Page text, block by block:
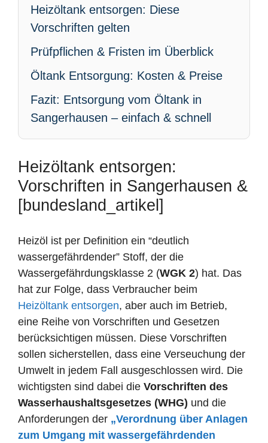
Heizöltank entsorgen: Diese
Vorschriften gelten
Prüfpflichen & Fristen im Überblick
Öltank Entsorgung: Kosten & Preise
Fazit: Entsorgung vom Öltank in
Sangerhausen – einfach & schnell
Heizöltank entsorgen:
Vorschriften in Sangerhausen &
[bundesland_artikel]
Heizöl ist per Definition ein “deutlich
wassergefährdender” Stoff, der die
Wassergefährdungsklasse 2 (WGK 2) hat. Das
hat zur Folge, dass Verbraucher beim
Heizöltank entsorgen, aber auch im Betrieb,
eine Reihe von Vorschriften und Gesetzen
berücksichtigen müssen. Diese Vorschriften
sollen sicherstellen, dass eine Verseuchung der
Umwelt in jedem Fall ausgeschlossen wird. Die
wichtigsten sind dabei die Vorschriften des
Wasserhaushaltsgesetzes (WHG) und die
Anforderungen der „Verordnung über Anlagen
zum Umgang mit wassergefährdenden